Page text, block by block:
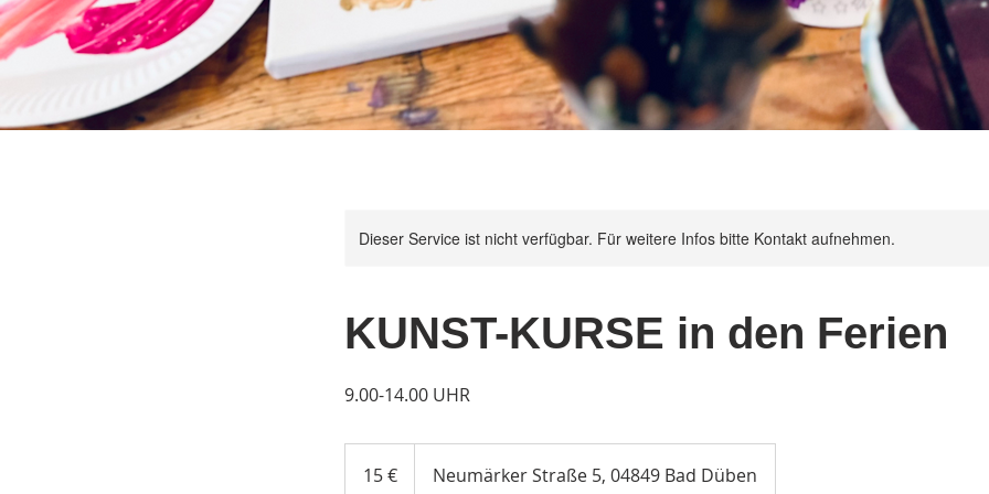
Dieser Service ist nicht verfügbar. Für weitere Infos bitte Kontakt aufnehmen.
KUNST-KURSE in den Ferien
9.00-14.00 UHR
15 € Neumärker Straße 5, 04849 Bad Düben